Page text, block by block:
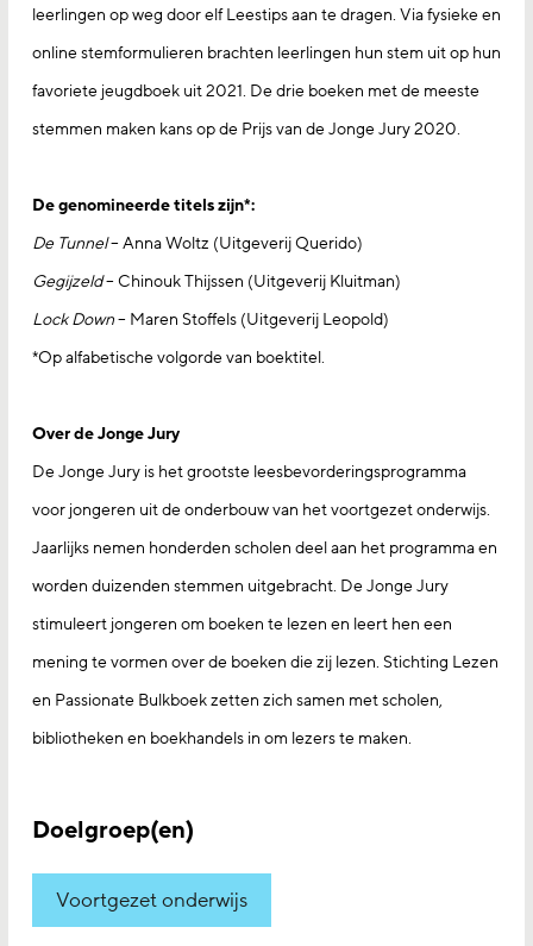
leerlingen op weg door elf Leestips aan te dragen. Via fysieke en
online stemformulieren brachten leerlingen hun stem uit op hun
favoriete jeugdboek uit 2021. De drie boeken met de meeste
stemmen maken kans op de Prijs van de Jonge Jury 2020.
De genomineerde titels zijn*:
De Tunnel– Anna Woltz (Uitgeverij Querido)
Gegijzeld– Chinouk Thijssen (Uitgeverij Kluitman)
Lock Down– Maren Stoffels (Uitgeverij Leopold)
*Op alfabetische volgorde van boektitel.
Over de Jonge Jury
De Jonge Jury is het grootste leesbevorderingsprogramma
voor jongeren uit de onderbouw van het voortgezet onderwijs.
Jaarlijks nemen honderden scholen deel aan het programma en
worden duizenden stemmen uitgebracht. De Jonge Jury
stimuleert jongeren om boeken te lezen en leert hen een
mening te vormen over de boeken die zij lezen. Stichting Lezen
en Passionate Bulkboek zetten zich samen met scholen,
bibliotheken en boekhandels in om lezers te maken.
Doelgroep(en)
Voortgezet onderwijs